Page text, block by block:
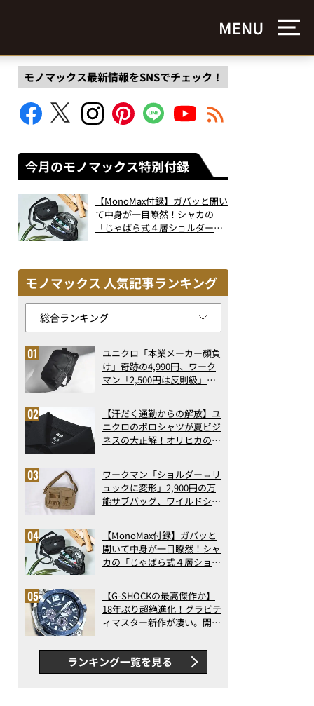
MENU
モノマックス最新情報をSNSでチェック！
今月のモノマックス特別付録
【MonoMax付録】ガバッと開い
て中身が一目瞭然！シャカの
「じゃばら式４層ショルダーバ
モノマックス 人気記事ランキング
ユニクロ「本業メーカー顔負
け」奇跡の4,990円、ワーク
マン「2,500円は反則級」凄
ト3】（2026年6月版）
【汗だく通勤からの解放】ユ
ニクロのポロシャツが夏ビジ
ネスの大正解！オリヒカの透
アの実力
ワークマン「ショルダー⇔リ
ュックに変形」2,900円の万
能サブバッグ、ワイルドシン
記事ランキングベスト3】
（2026年6月版）
【MonoMax付録】ガバッと
開いて中身が一目瞭然！シャ
カの「じゃばら式４層ショル
った！
【G-SHOCKの最高傑作か】
18年ぶり超絶進化！グラビテ
ィマスター新作が凄い。開発
新ムーブメントの衝撃
ランキング一覧を見る